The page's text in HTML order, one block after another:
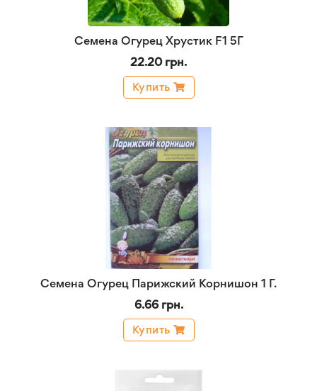
Семена Огурец Хрустик F1 5Г
22.20 грн.
Купить
Семена Огурец Парижский Корнишон 1 Г.
6.66 грн.
Купить